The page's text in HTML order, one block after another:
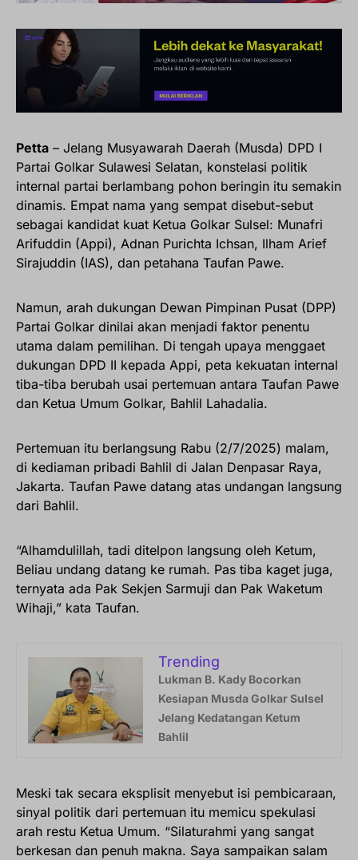
Petta – Jelang Musyawarah Daerah (Musda) DPD I
Partai Golkar Sulawesi Selatan, konstelasi politik
internal partai berlambang pohon beringin itu semakin
dinamis. Empat nama yang sempat disebut-sebut
sebagai kandidat kuat Ketua Golkar Sulsel: Munafri
Arifuddin (Appi), Adnan Purichta Ichsan, Ilham Arief
Sirajuddin (IAS), dan petahana Taufan Pawe.
Namun, arah dukungan Dewan Pimpinan Pusat (DPP)
Partai Golkar dinilai akan menjadi faktor penentu
utama dalam pemilihan. Di tengah upaya menggaet
dukungan DPD II kepada Appi, peta kekuatan internal
tiba-tiba berubah usai pertemuan antara Taufan Pawe
dan Ketua Umum Golkar, Bahlil Lahadalia.
Pertemuan itu berlangsung Rabu (2/7/2025) malam,
di kediaman pribadi Bahlil di Jalan Denpasar Raya,
Jakarta. Taufan Pawe datang atas undangan langsung
dari Bahlil.
“Alhamdulillah, tadi ditelpon langsung oleh Ketum,
Beliau undang datang ke rumah. Pas tiba kaget juga,
ternyata ada Pak Sekjen Sarmuji dan Pak Waketum
Wihaji,” kata Taufan.
Trending
Lukman B. Kady Bocorkan
Kesiapan Musda Golkar Sulsel
Jelang Kedatangan Ketum
Bahlil
Meski tak secara eksplisit menyebut isi pembicaraan,
sinyal politik dari pertemuan itu memicu spekulasi
arah restu Ketua Umum. “Silaturahmi yang sangat
berkesan dan penuh makna. Saya sampaikan salam